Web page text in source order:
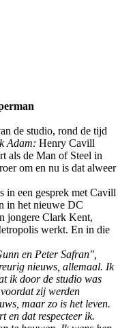
de studio, rond de tijd
Adam: Henry Cavill
als de Man of Steel in
om en nu is dat alweer
in een gesprek met Cavill
in het nieuwe DC
jongere Clark Kent,
werkt. En in die
en Peter Safran",
nieuws, allemaal. Ik
ik door de studio was
zij werden
maar zo is het leven.
en dat respecteer ik.